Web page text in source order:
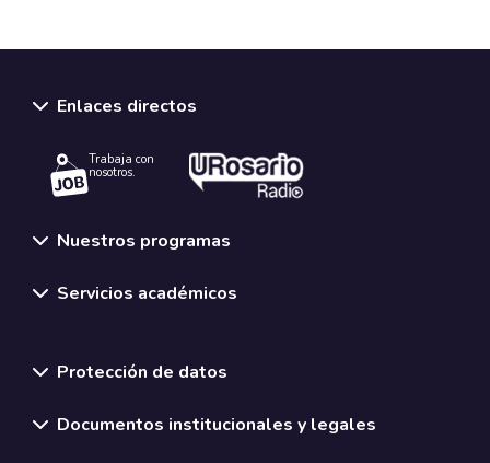
Enlaces directos
Trabaja con
nosotros.
Nuestros programas
Servicios académicos
Protección de datos
Documentos institucionales y legales